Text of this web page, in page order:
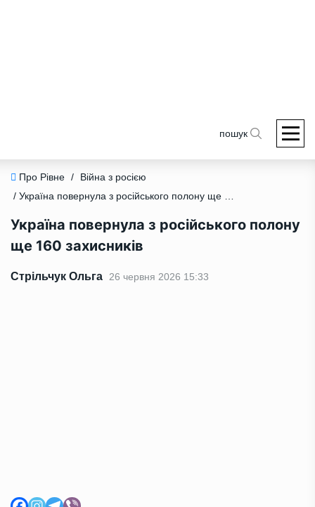
пошук
Про Рівне /
Війна з росією
/ Україна повернула з російського полону ще 160 захисників
Україна повернула з російського полону
ще 160 захисників
Стрільчук Ольга 26 червня 2026 15:33